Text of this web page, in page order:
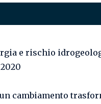
e rischio
cambiamento